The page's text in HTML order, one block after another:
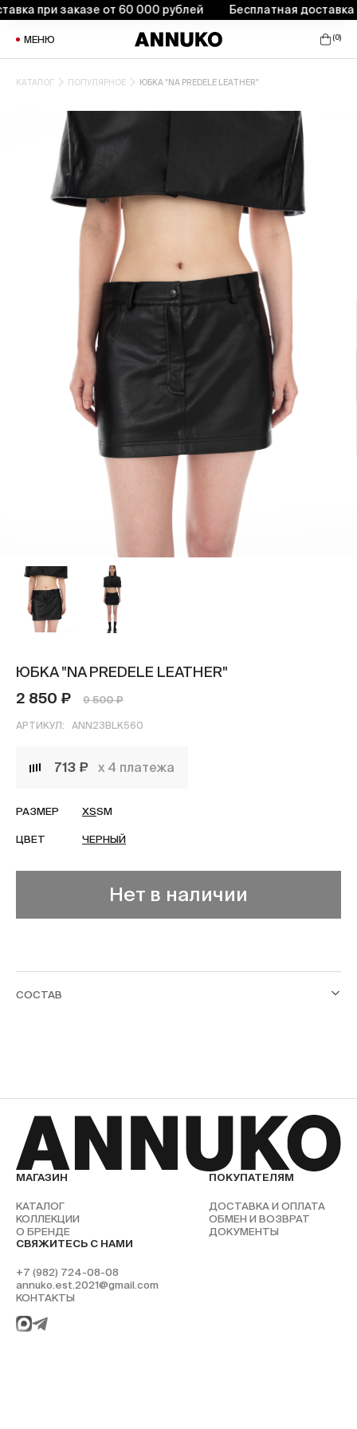
при заказе от 60 000 рублей Бесплатная доставка
МЕНЮ (0)
КАТАЛОГ ПОПУЛЯРНОЕ ЮБКА "NA PREDELE LEATHER"
ЮБКА "NA PREDELE LEATHER"
2 850 ₽
9 500 ₽
АРТИКУЛ: ANN23BLK560
713 ₽ х 4 платежа
РАЗМЕР XSSM
ЦВЕТ ЧЕРНЫЙ
Нет в наличии
СОСТАВ
МАГАЗИН
КАТАЛОГ
КОЛЛЕКЦИИ
О БРЕНДЕ
ПОКУПАТЕЛЯМ
ДОСТАВКА И ОПЛАТА
ОБМЕН И ВОЗВРАТ
ДОКУМЕНТЫ
СВЯЖИТЕСЬ С НАМИ
+7 (982) 724-08-08
annuko.est.2021@gmail.com
КОНТАКТЫ